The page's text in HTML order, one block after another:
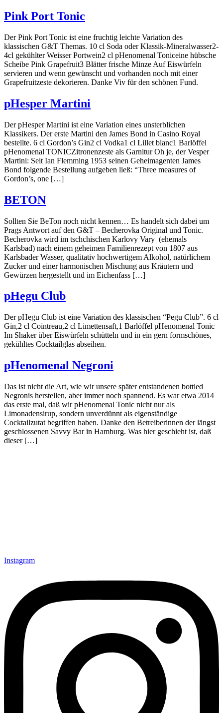
Pink Port Tonic
Der Pink Port Tonic ist eine fruchtig leichte Variation des
klassischen G&T Themas. 10 cl Soda oder Klassik-Mineralwasser2-
4cl gekühlter Weisser Portwein2 cl pHenomenal Toniceine hübsche
Scheibe Pink Grapefruit3 Blätter frische Minze Auf Eiswürfeln
servieren und wenn gewünscht und vorhanden noch mit einer
Grapefruitzeste dekorieren. Danke Viv für den schönen Fund.
pHesper Martini
Der pHesper Martini ist eine Variation eines unsterblichen
Klassikers. Der erste Martini den James Bond in Casino Royal
bestellte. 6 cl Gordon’s Gin2 cl Vodka1 cl Lillet blanc1 Barlöffel
pHenomenal TONICZitronenzeste als Garnitur Oh je, der Vesper
Martini: Seit Ian Flemming 1953 seinen Geheimagenten James
Bond folgende Bestellung aufgeben ließ: “Three measures of
Gordon’s, one […]
BETON
Sollten Sie BeTon noch nicht kennen… Es handelt sich dabei um
Prags Antwort auf den G&T – Becherovka Original und Tonic.
Becherovka wird im tschchischen Karlovy Vary (ehemals
Karlsbad) nach einem geheimen Familienrezept von 1807 aus
Karlsbader Wasser, qualitativ hochwertigem Alkohol, natürlichem
Zucker und einer harmonischen Mischung aus Kräutern und
Gewürzen hergestellt und im Eichenfass […]
pHegu Club
Der pHegu Club ist eine Variation des klassischen “Pegu Club”. 6 cl
Gin,2 cl Cointreau,2 cl Limettensaft,1 Barlöffel pHenomenal Tonic
Im Shaker über Eiswürfeln schütteln und in ein gern formschönes,
gekühltes Cocktailglas abseihen.
pHenomenal Negroni
Das ist nicht die Art, wie wir unsere später entstandenen bottled
Negronis herstellen, aber immer noch spannend. Es war etwa 2014
das erste mal, daß wir pHenomenal Tonic nicht nur als
Limonadensirup, sondern unverdünnt als eigenständige
Cocktailzutat begriffen haben. Danke den Betreiberinnen der längst
geschlossenen Savvy Bar in Hamburg. Was hier geschieht ist, daß
dieser […]
Instagram